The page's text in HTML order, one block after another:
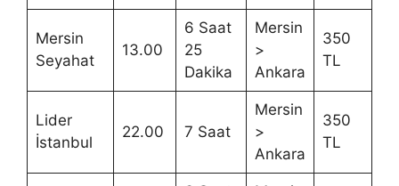
Mersin
Seyahat
13.00
6 Saat
25
Dakika
Mersin
>
Ankara
350
TL
Lider
İstanbul
22.00 7 Saat
Mersin
>
Ankara
350
TL